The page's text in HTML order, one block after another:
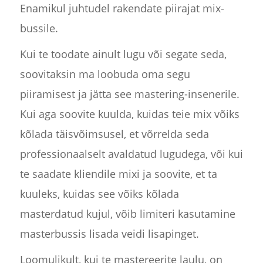
Enamikul juhtudel rakendate piirajat mix-
bussile.
Kui te toodate ainult lugu või segate seda,
soovitaksin ma loobuda oma segu
piiramisest ja jätta see mastering-insenerile.
Kui aga soovite kuulda, kuidas teie mix võiks
kõlada täisvõimsusel, et võrrelda seda
professionaalselt avaldatud lugudega, või kui
te saadate kliendile mixi ja soovite, et ta
kuuleks, kuidas see võiks kõlada
masterdatud kujul, võib limiteri kasutamine
masterbussis lisada veidi lisapinget.
Loomulikult, kui te mastereerite laulu, on